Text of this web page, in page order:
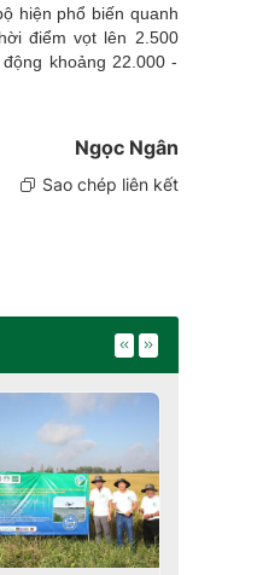
hiện phổ biến quanh
điểm vọt lên 2.500
khoảng 22.000 -
Ngọc Ngân
Sao chép liên kết